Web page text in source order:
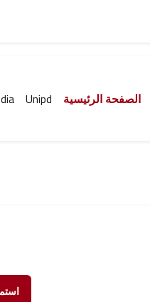
الصفحة الرئيسية Unipd